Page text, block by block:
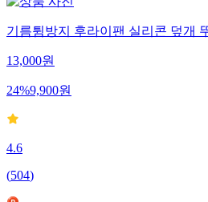
기름튐방지 후라이팬 실리콘 덮개
13,000원
24%9,900원
4.6
(504)